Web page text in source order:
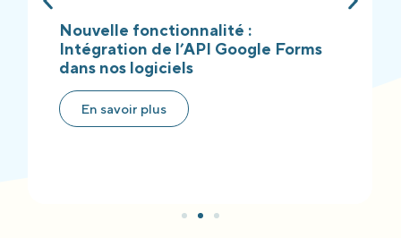
Nouvelle fonctionnalité :
Intégration de l’API Google Forms
dans nos logiciels
En savoir plus